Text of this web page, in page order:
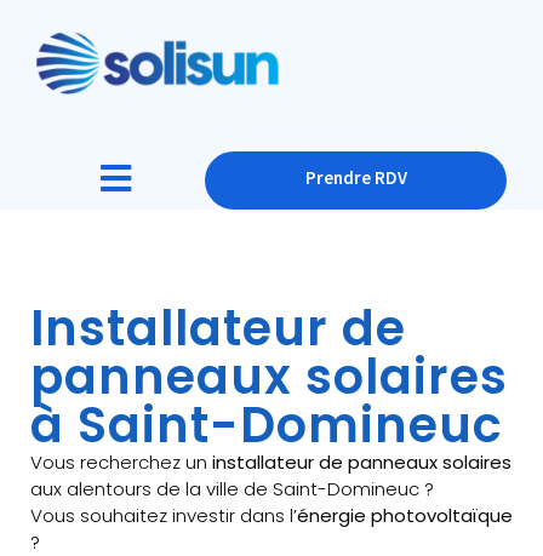
Prendre RDV
Installateur de
panneaux solaires
à Saint-Domineuc
Vous recherchez un installateur de panneaux solaires
aux alentours de la ville de Saint-Domineuc ?
Vous souhaitez investir dans l’énergie photovoltaïque
?